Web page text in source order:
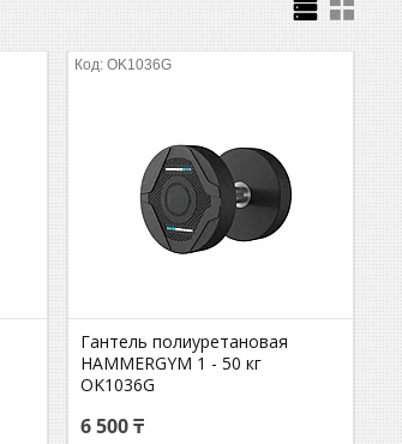
OK1036G
Гантель полиуретановая
HAMMERGYM 1 - 50 кг
OK1036G
6 500 ₸